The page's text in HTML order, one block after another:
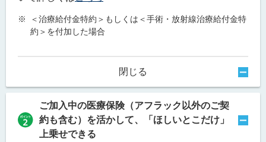
※
＜治療給付金特約＞もしくは＜手術・放射線治療給付金特
約＞を付加した場合
閉じる
ご加入中の医療保険（アフラック以外のご契
約も含む）を活かして、「ほしいとこだけ」
上乗せできる